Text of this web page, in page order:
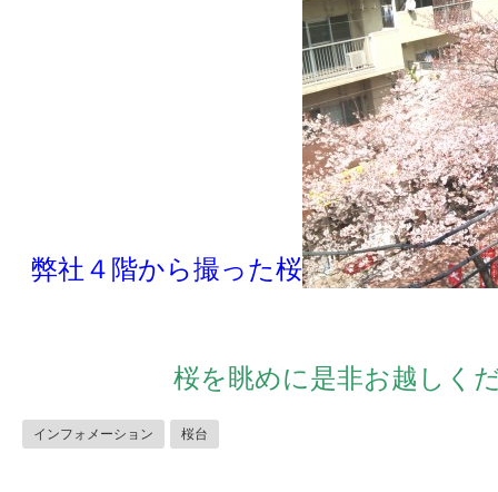
弊社４階から撮った桜
桜を眺めに是非お越しく
インフォメーション 桜台